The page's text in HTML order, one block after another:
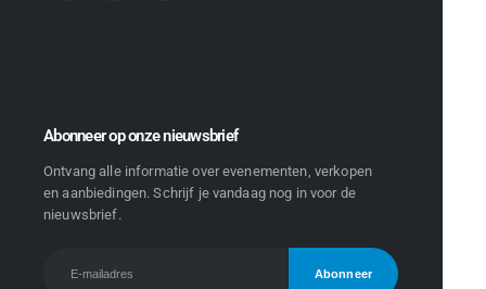
Abonneer op onze nieuwsbrief
Ontvang alle informatie over evenementen, verkopen
en aanbiedingen. Schrijf je vandaag nog in voor de
nieuwsbrief.